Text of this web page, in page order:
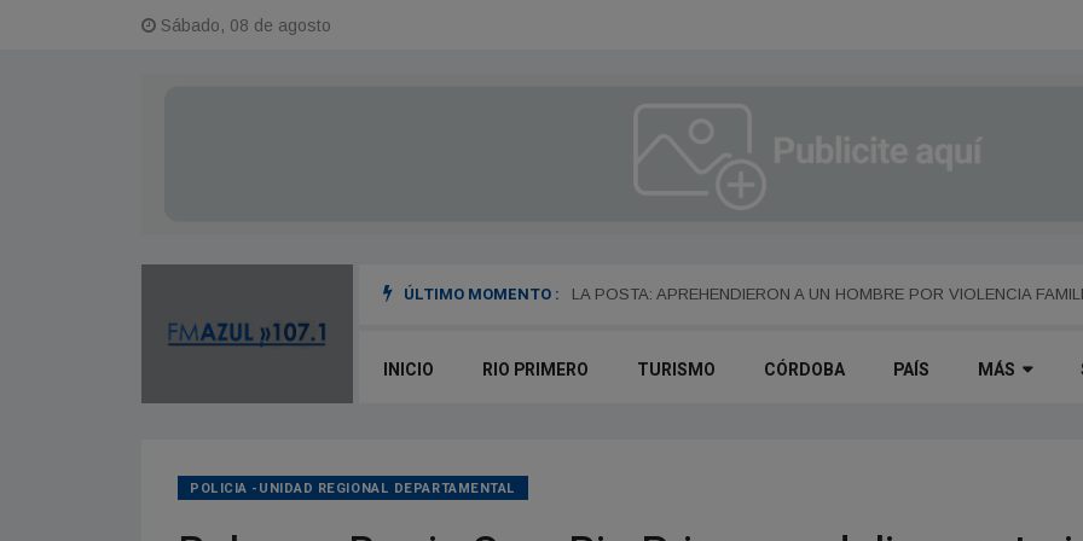
Sábado, 08 de agosto
ÚLTIMO MOMENTO : Terrible choque en Córdoba: murió una bombera cerca del Mercado
INICIO RIO PRIMERO TURISMO CÓRDOBA PAÍS MÁS
POLICIA -UNIDAD REGIONAL DEPARTAMENTAL